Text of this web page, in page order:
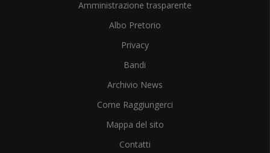
Amministrazione trasparente
Albo Pretorio
Privacy
Bandi
Archivio News
Come Raggiungerci
Mappa del sito
Contatti